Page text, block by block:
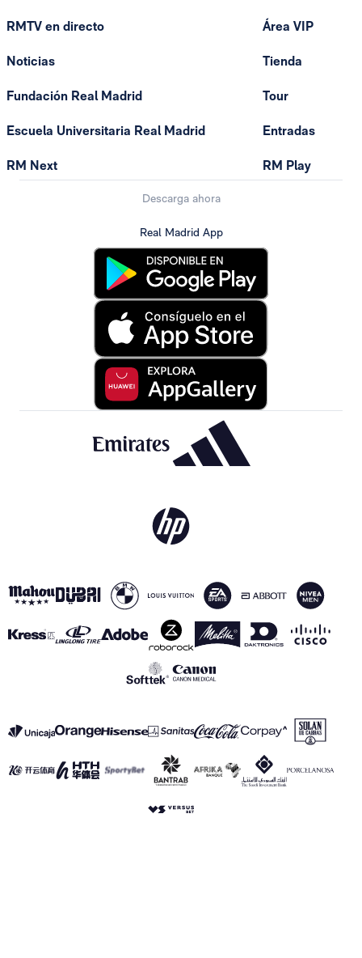
RMTV en directo
Noticias
Fundación Real Madrid
Escuela Universitaria Real Madrid
RM Next
Área VIP
Tienda
Tour
Entradas
RM Play
Descarga ahora
Real Madrid App